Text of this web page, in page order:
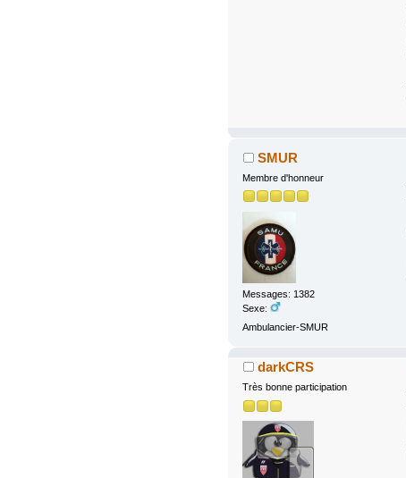
SMUR
Membre d'honneur
Messages: 1382
Sexe:
Ambulancier-SMUR
darkCRS
Très bonne participation